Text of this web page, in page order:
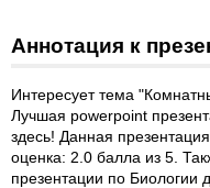
Аннотация к
Интересует тема
Лучшая powerpoint
здесь! Данная
оценка: 2.0 балла из 5.
презентации по Биологии